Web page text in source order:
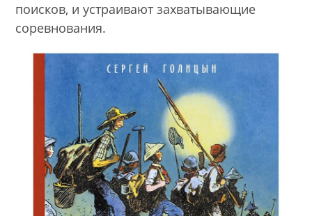
поисков, и устраивают захватывающие
соревнования.